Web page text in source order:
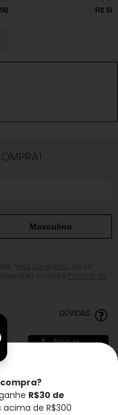
Eloise
R$
Masculino
DÚVIDAS
Entrega rápida
R$30 de
de R$300